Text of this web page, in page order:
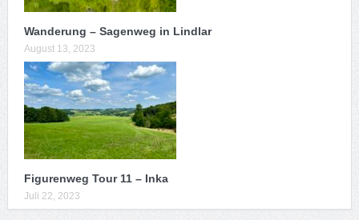
Wanderung – Sagenweg in Lindlar
August 13, 2023
Figurenweg Tour 11 – Inka
Juli 22, 2023